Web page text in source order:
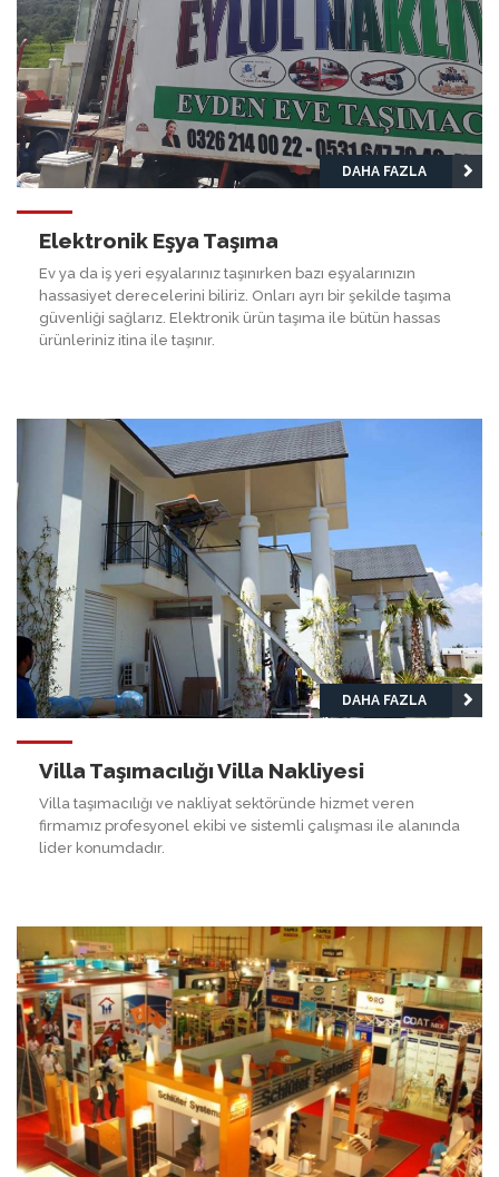
DAHA FAZLA
Elektronik Eşya Taşıma
Ev ya da iş yeri eşyalarınız taşınırken bazı eşyalarınızın
hassasiyet derecelerini biliriz. Onları ayrı bir şekilde taşıma
güvenliği sağlarız. Elektronik ürün taşıma ile bütün hassas
ürünleriniz itina ile taşınır.
DAHA FAZLA
Villa Taşımacılığı Villa Nakliyesi
Villa taşımacılığı ve nakliyat sektöründe hizmet veren
firmamız profesyonel ekibi ve sistemli çalışması ile alanında
lider konumdadır.